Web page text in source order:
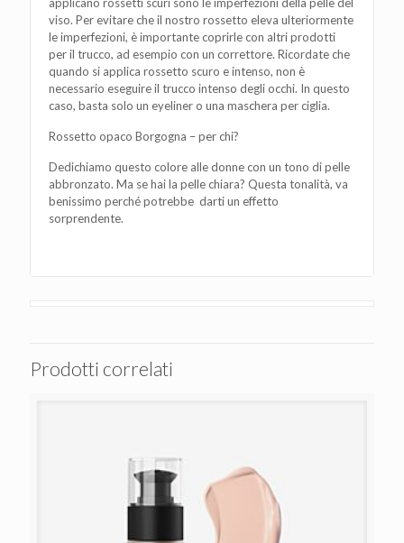
viso. Per evitare che il nostro rossetto eleva ulteriormente
le imperfezioni, è importante coprirle con altri prodotti
per il trucco, ad esempio con un correttore. Ricordate che
quando si applica rossetto scuro e intenso, non è
necessario eseguire il trucco intenso degli occhi. In questo
caso, basta solo un eyeliner o una maschera per ciglia.
Rossetto opaco Borgogna – per chi?
Dedichiamo questo colore alle donne con un tono di pelle
abbronzato. Ma se hai la pelle chiara? Questa tonalità, va
benissimo perché potrebbe darti un effetto
sorprendente.
Prodotti correlati